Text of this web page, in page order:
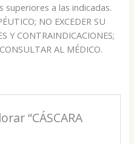
superiores a las indicadas.
NO EXCEDER SU
Y CONTRAINDICACIONES;
AL MÉDICO.
“CÁSCARA